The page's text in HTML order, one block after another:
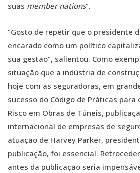
suas member nations”.
“Gosto de repetir que o presidente
encarado como um político
sua gestão”, salientou. Como
situação que a indústria de
hoje com as seguradoras, em
sucesso do Código de Práticas para
Risco em Obras de Túneis,
internacional de empresas de
atuação de Harvey Parker,
publicação, foi essencial.
antes da publicação seria